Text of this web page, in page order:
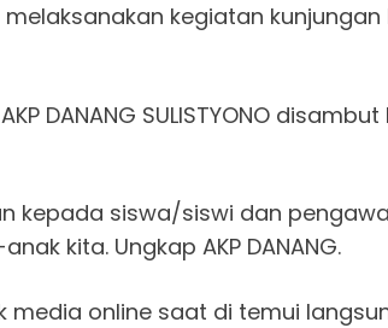
kegiatan
DANANG SULISTYONO
kepada siswa/siswi dan
kita. Ungkap AKP DANANG.
online saat di temui